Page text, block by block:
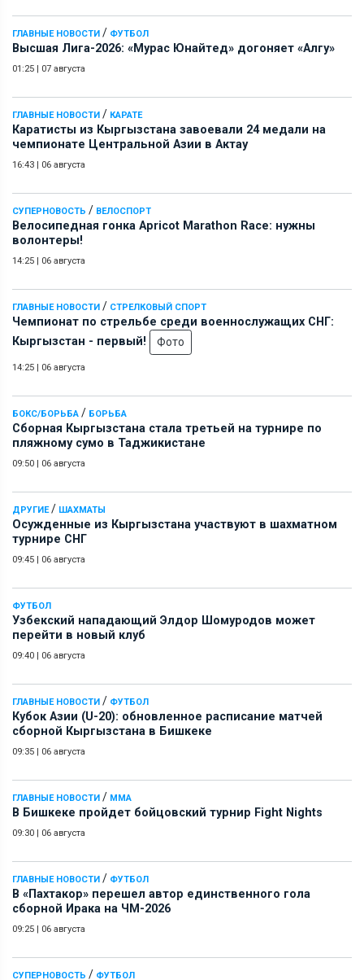
ГЛАВНЫЕ НОВОСТИ / ФУТБОЛ
Высшая Лига-2026: «Мурас Юнайтед» догоняет «Алгу»
01:25 07 августа
ГЛАВНЫЕ НОВОСТИ / КАРАТЕ
Каратисты из Кыргызстана завоевали 24 медали на
чемпионате Центральной Азии в Актау
16:43 06 августа
СУПЕРНОВОСТЬ / ВЕЛОСПОРТ
Велосипедная гонка Apricot Marathon Race: нужны
волонтеры!
14:25 06 августа
ГЛАВНЫЕ НОВОСТИ / СТРЕЛКОВЫЙ СПОРТ
Чемпионат по стрельбе среди военнослужащих СНГ:
Кыргызстан - первый!
Фото
14:25 06 августа
БОКС/БОРЬБА / БОРЬБА
Сборная Кыргызстана стала третьей на турнире по
пляжному сумо в Таджикистане
09:50 06 августа
ДРУГИЕ/ ШАХМАТЫ
Осужденные из Кыргызстана участвуют в шахматном
турнире СНГ
09:45 06 августа
ФУТБОЛ
Узбекский нападающий Элдор Шомуродов может
перейти в новый клуб
09:40 06 августа
ГЛАВНЫЕ НОВОСТИ / ФУТБОЛ
Кубок Азии (U-20): обновленное расписание матчей
сборной Кыргызстана в Бишкеке
09:35 06 августа
ГЛАВНЫЕ НОВОСТИ / ММА
В Бишкеке пройдет бойцовский турнир Fight Nights
09:30 06 августа
ГЛАВНЫЕ НОВОСТИ / ФУТБОЛ
В «Пахтакор» перешел автор единственного гола
сборной Ирака на ЧМ-2026
09:25 06 августа
СУПЕРНОВОСТЬ / ФУТБОЛ